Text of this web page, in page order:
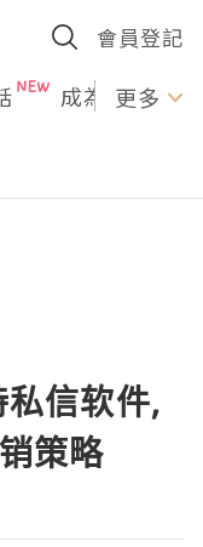
會員登記
成為U更多
信软件,
策略